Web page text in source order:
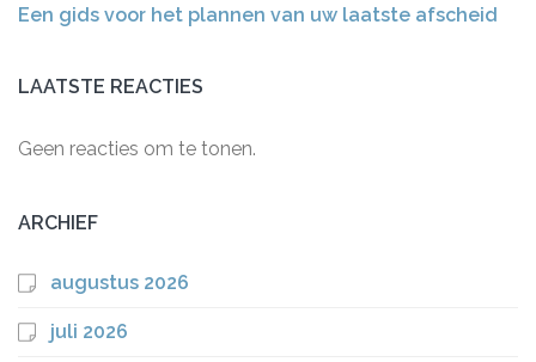
Een gids voor het plannen van uw laatste afscheid
LAATSTE REACTIES
Geen reacties om te tonen.
ARCHIEF
augustus 2026
juli 2026